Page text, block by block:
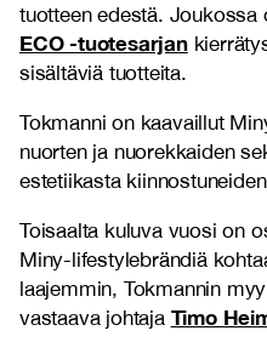
tuotteen edestä.
ECO -tuotesarjan
sisältäviä tuotteita.
Tokmanni on kaavaillut
nuorten ja nuorekkaiden
estetiikasta
Toisaalta kuluva vuosi on
Miny-lifestylebrändiä
laajemmin, Tokmannin
vastaava johtaja Timo